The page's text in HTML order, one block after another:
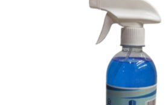
hasta
$1,290.00